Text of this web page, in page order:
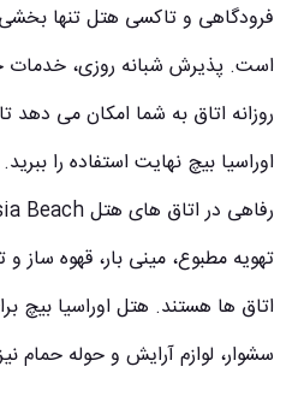
فرودگاهی و تاکسی هتل تنها
است. پذیرش شبانه روزی،
روزانه اتاق به شما امکان می دهد
اوراسیا بیچ نهایت استفاده را
تهویه مطبوع، مینی بار، قهوه ساز
اتاق ها هستند. هتل اوراسیا بیچ
سشوار، لوازم آرایش و حوله حمام